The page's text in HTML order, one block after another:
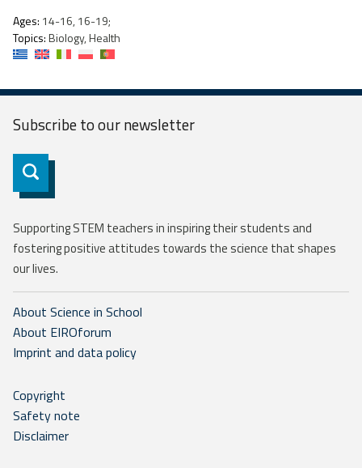
Ages: 14-16, 16-19;
Topics:Biology, Health
Subscribe to ournewsletter
Subscribe
Supporting STEM teachers in inspiring their students and
fostering positive attitudes towards the science that shapes
our lives.
About Science in School
About EIROforum
Imprint and data policy
Copyright
Safety note
Disclaimer